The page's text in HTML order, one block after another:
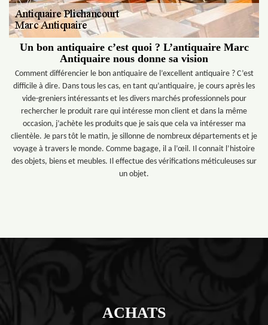
Un bon antiquaire c’est quoi ? L’antiquaire Marc
Antiquaire nous donne sa vision
Comment différencier le bon antiquaire de l’excellent antiquaire ? C’est
difficile à dire. Dans tous les cas, en tant qu’antiquaire, je cours après les
vide-greniers intéressants et les divers marchés professionnels pour
rechercher le produit rare qui intéresse mon client et dans la même
occasion, j’achète les produits que je sais que cela va intéresser ma
clientèle. Je pars tôt le matin, je sillonne de nombreux départements et je
voyage à travers le monde. Comme bagage, il a l’œil. Il connait l’histoire
des objets, biens et meubles. Il effectue des vérifications méticuleuses sur
un objet.
ACHATS